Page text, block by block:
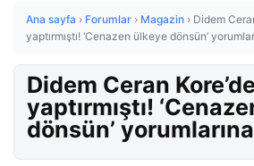
Ana sayfa › Forumlar › Magazin › Didem
yaptırmıştı! ‘Cenazen ülkeye dönsün’
Didem Ceran
yaptırmıştı!
dönsün’